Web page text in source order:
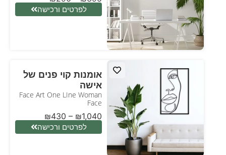
לפרטים ורכישה
אומנות קוי פנים של
אישה
Face Art One LIne Woman
Face
₪430 – ₪1,040
לפרטים ורכישה